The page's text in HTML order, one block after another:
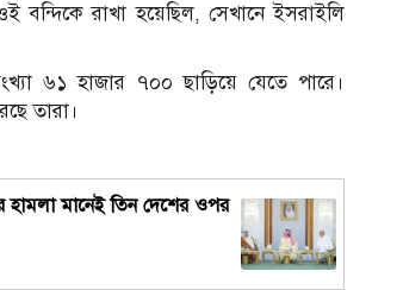
বন্দিকে রাখা হয়েছিল, সেখানে ইসরাইলি
৬১ হাজার ৭০০ ছাড়িয়ে যেতে পারে।
তারা।
হামলা মানেই তিন দেশের ওপর